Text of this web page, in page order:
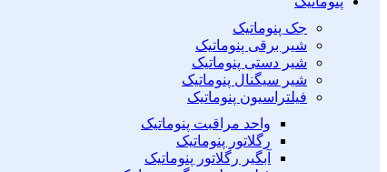
جک پنوماتیک
شیر برقی پنوماتیک
شیر دستی پنوماتیک
شیر سیگنال پنوماتیک
فیلتراسیون پنوماتیک
واحد مراقبت پنوماتیک
رگلاتور پنوماتیک
آبگیر رگلاتور پنوماتیک